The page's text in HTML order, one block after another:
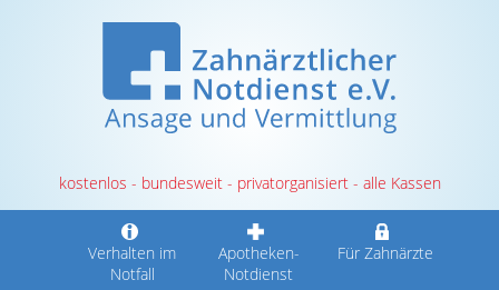
kostenlos - bundesweit - privatorganisiert - alle Kassen
Verhalten im
Notfall
Apotheken-
Notdienst
Für Zahnärzte